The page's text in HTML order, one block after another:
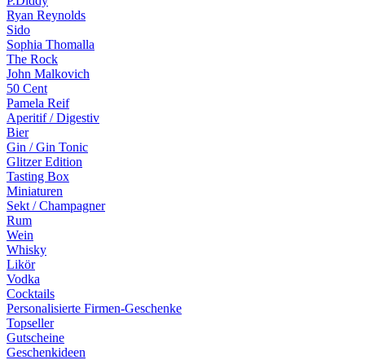
Ryan Reynolds
Sido
Sophia Thomalla
The Rock
John Malkovich
50 Cent
Pamela Reif
Aperitif / Digestiv
Bier
Gin / Gin Tonic
Glitzer Edition
Tasting Box
Miniaturen
Sekt / Champagner
Rum
Wein
Whisky
Likör
Vodka
Cocktails
Personalisierte Firmen-Geschenke
Topseller
Gutscheine
Geschenkideen